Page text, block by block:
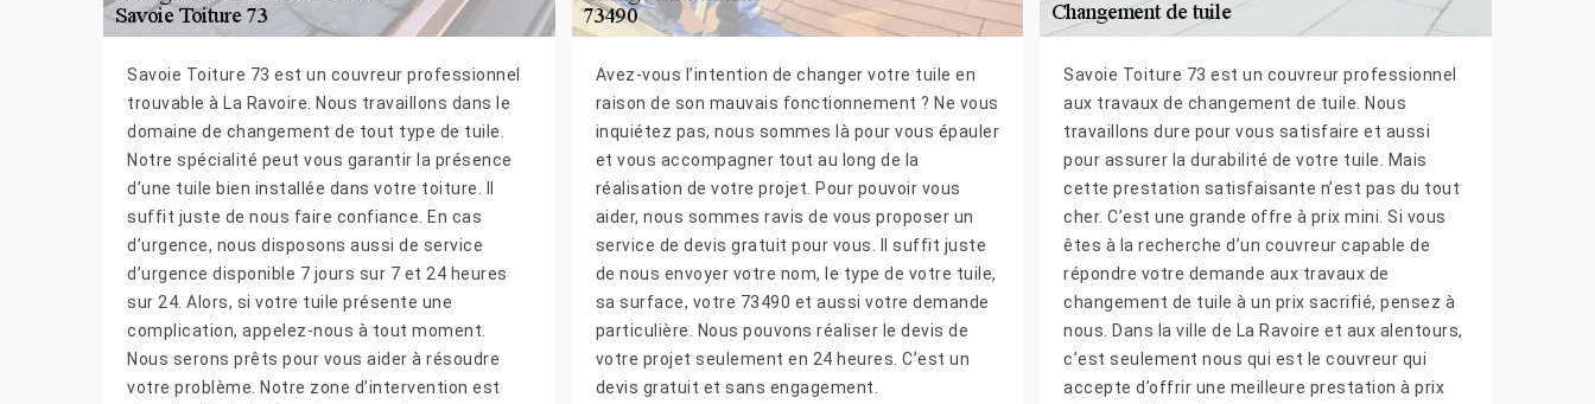
Savoie Toiture 73 est un couvreur professionnel
trouvable à La Ravoire. Nous travaillons dans le
domaine de changement de tout type de tuile.
Notre spécialité peut vous garantir la présence
d’une tuile bien installée dans votre toiture. Il
suffit juste de nous faire confiance. En cas
d’urgence, nous disposons aussi de service
d’urgence disponible 7 jours sur 7 et 24 heures
sur 24. Alors, si votre tuile présente une
complication, appelez-nous à tout moment.
Nous serons prêts pour vous aider à résoudre
votre problème. Notre zone d’intervention est
Avez-vous l’intention de changer votre tuile en
raison de son mauvais fonctionnement ? Ne vous
inquiétez pas, nous sommes là pour vous épauler
et vous accompagner tout au long de la
réalisation de votre projet. Pour pouvoir vous
aider, nous sommes ravis de vous proposer un
service de devis gratuit pour vous. Il suffit juste
de nous envoyer votre nom, le type de votre tuile,
sa surface, votre 73490 et aussi votre demande
particulière. Nous pouvons réaliser le devis de
votre projet seulement en 24 heures. C’est un
devis gratuit et sans engagement.
Savoie Toiture 73 est un couvreur professionnel
aux travaux de changement de tuile. Nous
travaillons dure pour vous satisfaire et aussi
pour assurer la durabilité de votre tuile. Mais
cette prestation satisfaisante n’est pas du tout
cher. C’est une grande offre à prix mini. Si vous
êtes à la recherche d’un couvreur capable de
répondre votre demande aux travaux de
changement de tuile à un prix sacrifié, pensez à
nous. Dans la ville de La Ravoire et aux alentours,
c’est seulement nous qui est le couvreur qui
accepte d’offrir une meilleure prestation à prix